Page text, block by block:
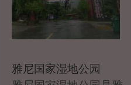
雅尼国家湿地公园